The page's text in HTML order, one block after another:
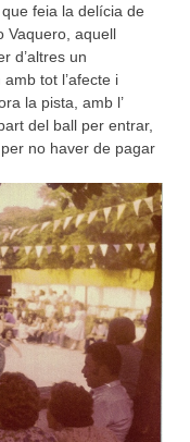
feia la delícia de
Vaquero, aquell
d’altres un
tot l’afecte i
la pista, amb l’
del ball per entrar,
no haver de pagar